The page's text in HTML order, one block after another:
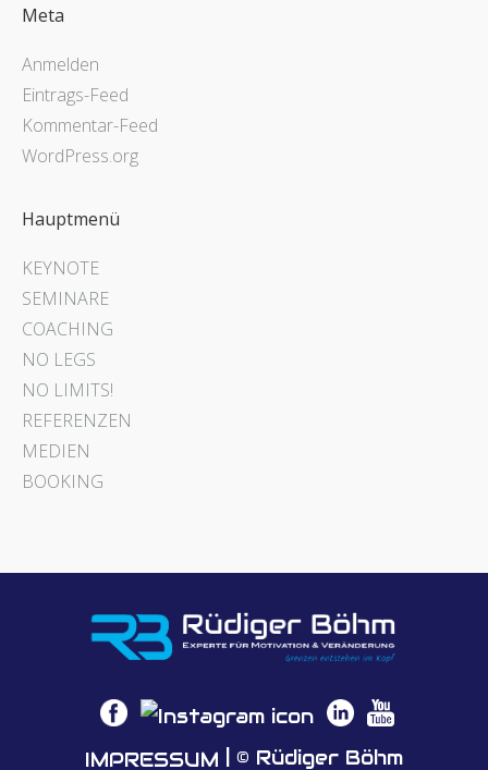
Meta
Anmelden
Eintrags-Feed
Kommentar-Feed
WordPress.org
Hauptmenü
KEYNOTE
SEMINARE
COACHING
NO LEGS
NO LIMITS!
REFERENZEN
MEDIEN
BOOKING
IMPRESSUM | © Rüdiger Böhm